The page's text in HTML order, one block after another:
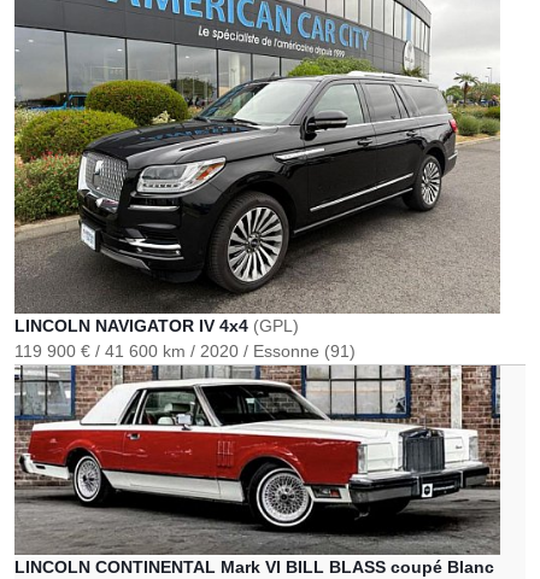
LINCOLN NAVIGATOR IV 4x4 (GPL)
119 900 €
41 600 km 2020 Essonne (91)
LINCOLN CONTINENTAL Mark VI BILL BLASS coupé Blanc